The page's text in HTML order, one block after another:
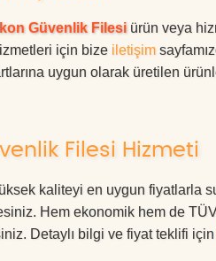
Güvenlik Filesi ürün veya
için bize iletişim
uygun olarak üretilen
Filesi Hizmeti
kaliteyi en uygun fiyatlarla
Hem ekonomik hem de
Detaylı bilgi ve fiyat teklifi için